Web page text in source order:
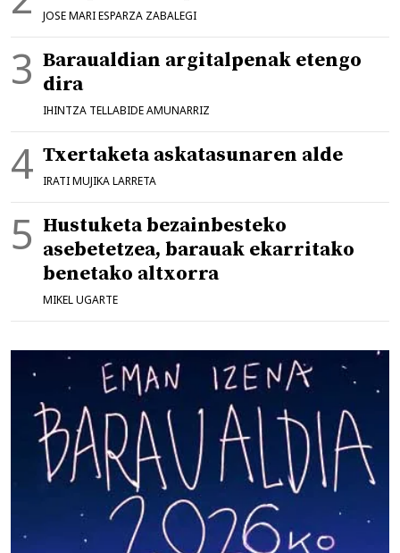
JOSE MARI ESPARZA ZABALEGI
Baraualdian argitalpenak etengo
dira
IHINTZA TELLABIDE AMUNARRIZ
Txertaketa askatasunaren alde
IRATI MUJIKA LARRETA
Hustuketa bezainbesteko
asebetetzea, barauak ekarritako
benetako altxorra
MIKEL UGARTE